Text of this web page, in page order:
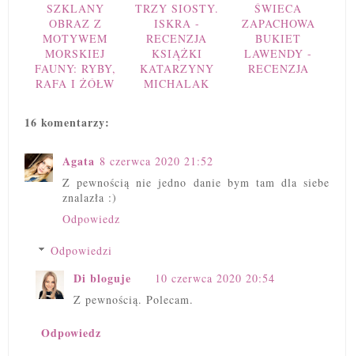
SZKLANY
OBRAZ Z
MOTYWEM
MORSKIEJ
FAUNY: RYBY,
RAFA I ŻÓŁW
TRZY SIOSTY.
ISKRA -
RECENZJA
KSIĄŻKI
KATARZYNY
MICHALAK
ŚWIECA
ZAPACHOWA
BUKIET
LAWENDY -
RECENZJA
16 komentarzy:
Agata 8 czerwca 2020 21:52
Z pewnością nie jedno danie bym tam dla siebe
znalazła :)
Odpowiedz
Odpowiedzi
Di bloguje
10 czerwca 2020 20:54
Z pewnością. Polecam.
Odpowiedz